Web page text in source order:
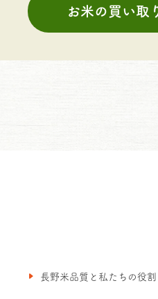
お米の買い取
長野米品質と私たちの役割